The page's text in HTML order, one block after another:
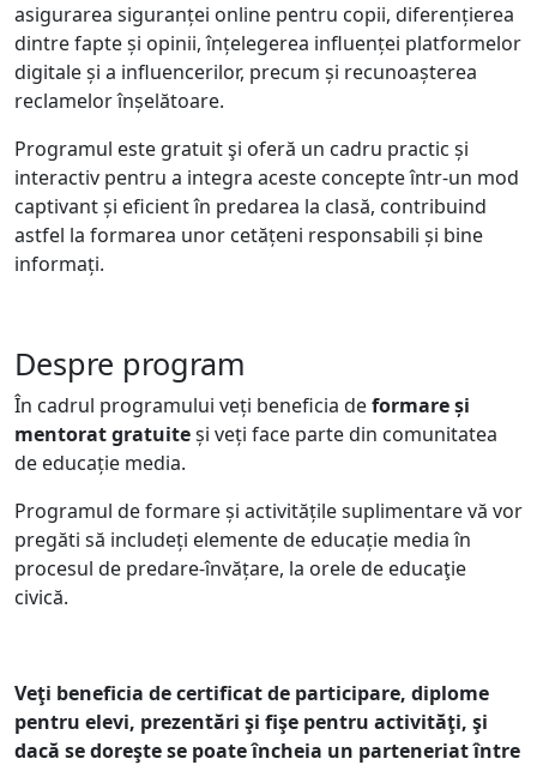
asigurarea siguranței online pentru copii, diferențierea
dintre fapte și opinii, înțelegerea influenței platformelor
digitale și a influencerilor, precum și recunoașterea
reclamelor înșelătoare.
Programul este gratuit şi oferă un cadru practic și
interactiv pentru a integra aceste concepte într-un mod
captivant și eficient în predarea la clasă, contribuind
astfel la formarea unor cetățeni responsabili și bine
informați.
Despre program
În cadrul programului veți beneficia deformare și
mentorat gratuiteși veți face parte din comunitatea
de educație media.
Programul de formare și activitățile suplimentare vă vor
pregăti să includeți elemente de educație media în
procesul de predare-învățare, la orele de educaţie
civică.
Veţi beneficia de certificat de participare, diplome
pentru elevi, prezentări şi fişe pentru activităţi, şi
dacă se doreşte se poate încheia un parteneriat între